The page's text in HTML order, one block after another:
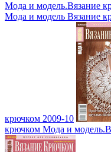
Мода и модель.Вязание
Мода и модель Вязание
крючком 2009-10
крючком Мода и